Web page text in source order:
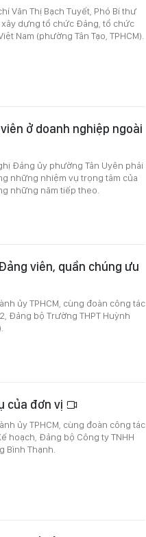
Văn Thị Bạch Tuyết, Phó Bí thư
xây dựng tổ chức Đảng, tổ chức
Nam (phường Tân Tạo, TPHCM).
ở doanh nghiệp ngoài
Đảng ủy phường Tân Uyên phải
những nhiệm vụ trọng tâm của
những năm tiếp theo.
viên, quần chúng ưu
ủy TPHCM, cùng đoàn công tác
Đảng bộ Trường THPT Huỳnh
của đơn vị
ủy TPHCM, cùng đoàn công tác
hoạch, Đảng bộ Công ty TNHH
Bình Thạnh.